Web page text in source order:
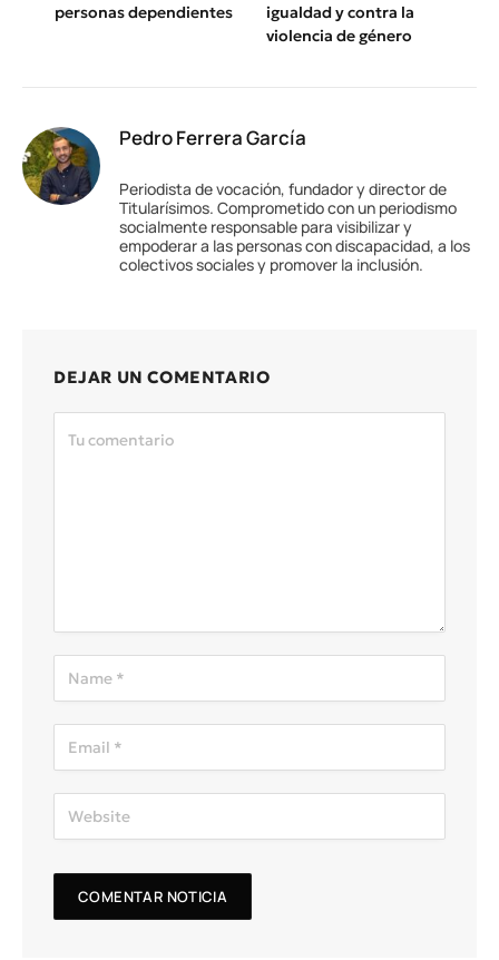
personas dependientes
igualdad y contra la
violencia de género
Pedro Ferrera García
Periodista de vocación, fundador y director de
Titularísimos. Comprometido con un periodismo
socialmente responsable para visibilizar y
empoderar a las personas con discapacidad, a los
colectivos sociales y promover la inclusión.
DEJAR UN COMENTARIO